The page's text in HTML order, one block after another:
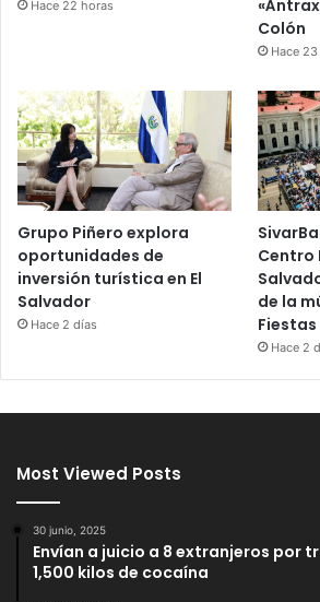
Hace 22 horas
Colón
Hace
Grupo Piñero explora
oportunidades de
inversión turística en El
Salvador
Hace 2 días
Centro
de la
Hace 2
Most Viewed Posts
30 junio, 2025
Envían a juicio a 8 extranjeros por
1,500 kilos de cocaína